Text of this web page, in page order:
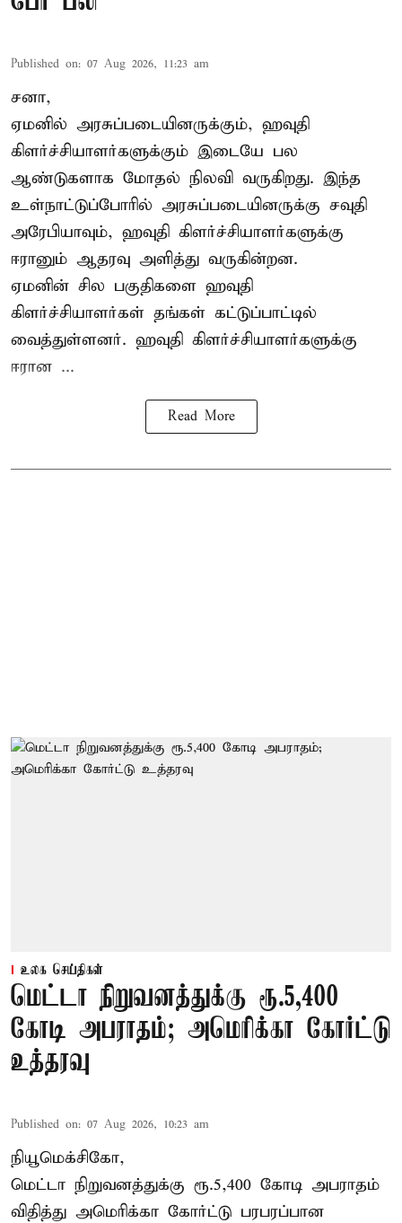
Published on: 07 Aug 2026, 11:23 am
சனா,
ஏமனில் அரசுப்படையினருக்கும், ஹவுதி
கிளர்ச்சியாளர்களுக்கும் இடையே பல
ஆண்டுகளாக மோதல் நிலவி வருகிறது. இந்த
உள்நாட்டுப்போரில் அரசுப்படையினருக்கு சவுதி
அரேபியாவும், ஹவுதி கிளர்ச்சியாளர்களுக்கு
ஈரானும் ஆதரவு அளித்து வருகின்றன.
ஏமனின் சில பகுதிகளை ஹவுதி
கிளர்ச்சியாளர்கள் தங்கள் கட்டுப்பாட்டில்
வைத்துள்ளனர். ஹவுதி கிளர்ச்சியாளர்களுக்கு
ஈரான ...
Read More
உலக செய்திகள்
மெட்டா நிறுவனத்துக்கு ரூ.5,400
கோடி அபராதம்; அமெரிக்கா கோர்ட்டு
உத்தரவு
Published on: 07 Aug 2026, 10:23 am
நியூமெக்சிகோ,
மெட்டா நிறுவனத்துக்கு ரூ.5,400 கோடி அபராதம்
விதித்து அமெரிக்கா கோர்ட்டு பரபரப்பான